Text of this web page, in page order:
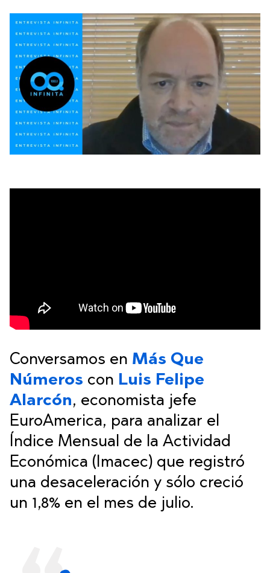
Conversamos en Más Que
Números con Luis Felipe
Alarcón, economista jefe
EuroAmerica, para analizar el
Índice Mensual de la Actividad
Económica (Imacec) que registró
una desaceleración y sólo creció
un 1,8% en el mes de julio.